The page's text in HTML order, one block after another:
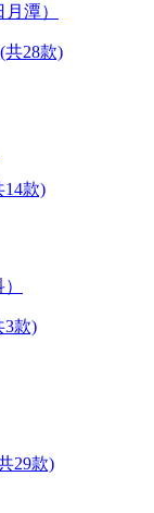
潭）
(共28款)
14款)
3款)
29款)